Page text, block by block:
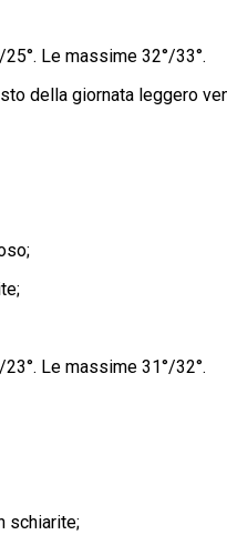
Le massime 32°/33°.
della giornata leggero
Le massime 31°/32°.
schiarite;